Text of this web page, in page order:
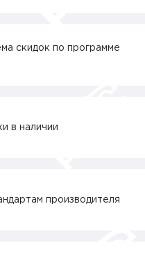
скидок по программе
в наличии
производителя